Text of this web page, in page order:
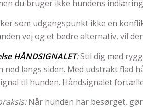
du bruger ikke hundens
som udgangspunkt ikke en
vej og et bedre alternativ, vil
HÅNDSIGNALET:Stil dig med
ned langs siden. Med udstrakt flad
til hunden. Håndsignalet
Når hunden har besørget,